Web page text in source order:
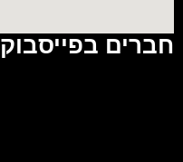
חברים בפייסבוק